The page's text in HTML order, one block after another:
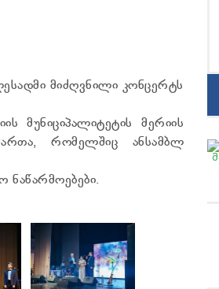
მიძღვნილი კონცერტს
მუნიციპალიტეტის მერიის
რომელშიც ანსამბლ
ნაწარმოებები.